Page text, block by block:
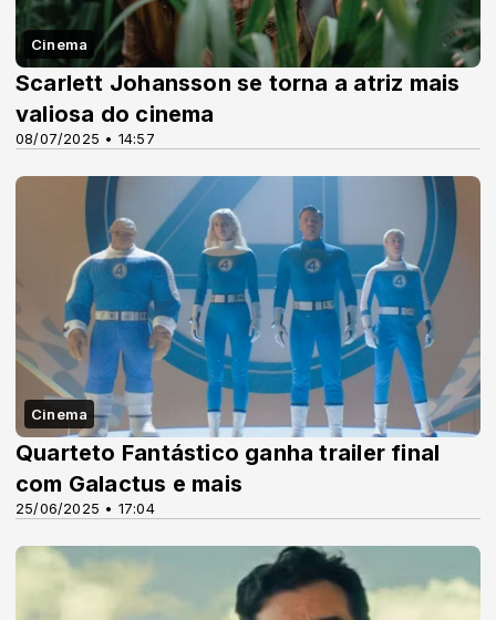
Cinema
08/07/2025 • 14:57
Scarlett Johansson se torna a atriz mais
valiosa do cinema
Cinema
25/06/2025 • 17:04
Quarteto Fantástico ganha trailer final
com Galactus e mais